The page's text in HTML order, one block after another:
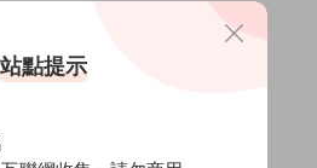
站點提示